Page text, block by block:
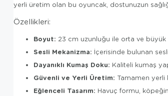
yerli üretim olan bu oyuncak, dostunuzun
Özellikleri:
Boyut: 23 cm uzunluğu ile orta ve
Sesli Mekanizma: İçerisinde bulunan
Dayanıklı Kumaş Doku: Kaliteli kumaş
Güvenli ve Yerli Üretim: Tamamen yerli
Eğlenceli Tasarım: Havuç formu,